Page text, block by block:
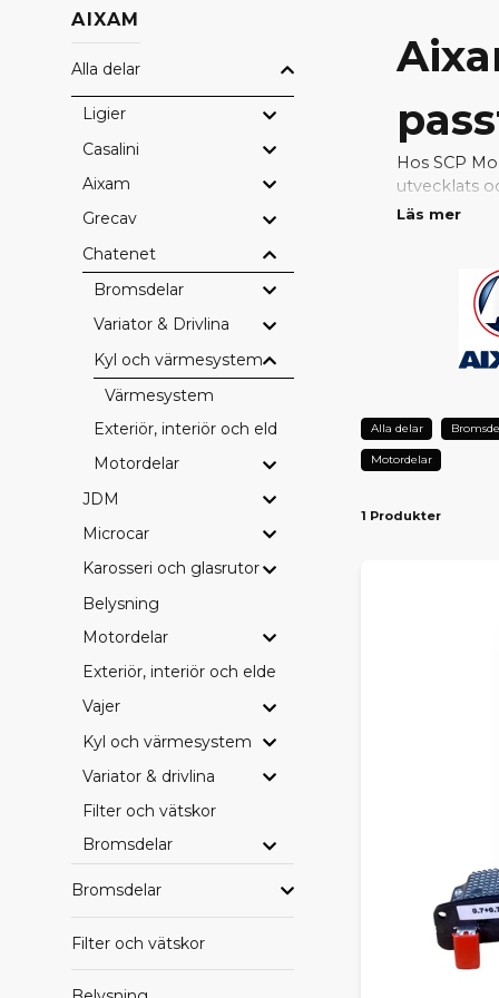
AIXAM
Alla delar
Ligier
Casalini
Aixam
Grecav
Chatenet
Bromsdelar
Variator & Drivlina
Kyl och värmesystem
Värmesystem
Exteriör, interiör och eldetaljer
Motordelar
JDM
Microcar
Karosseri och glasrutor
Belysning
Motordelar
Exteriör, interiör och eldetaljer
Vajer
Kyl och värmesystem
Variator & drivlina
Filter och vätskor
Bromsdelar
Bromsdelar
Filter och vätskor
Hos SCP
utvecklats
passform,
problemfri.
Bevarad
Lång
SE
Vill du
leverans
Saknar du
beställa
behöver.
Med rätt
Läs mer
Alla delar
Motordelar
1 Produkter